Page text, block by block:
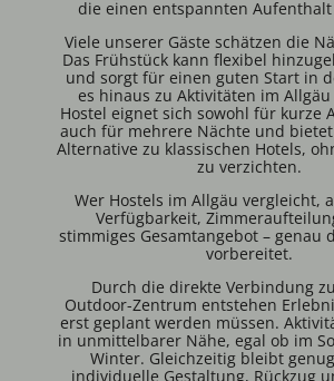
die einen entspannten
Viele unserer Gäste schätzen die
Das Frühstück kann flexibel
und sorgt für einen guten Start in
es hinaus zu Aktivitäten im
Hostel eignet sich sowohl für kurze
auch für mehrere Nächte und
Alternative zu klassischen Hotels,
zu verzichten.
Wer Hostels im Allgäu vergleicht,
Verfügbarkeit,
stimmiges Gesamtangebot – genau
vorbereitet.
Durch die direkte Verbindung
Outdoor-Zentrum entstehen
erst geplant werden müssen.
in unmittelbarer Nähe, egal ob im
Winter. Gleichzeitig bleibt
individuelle Gestaltung, Rückzug